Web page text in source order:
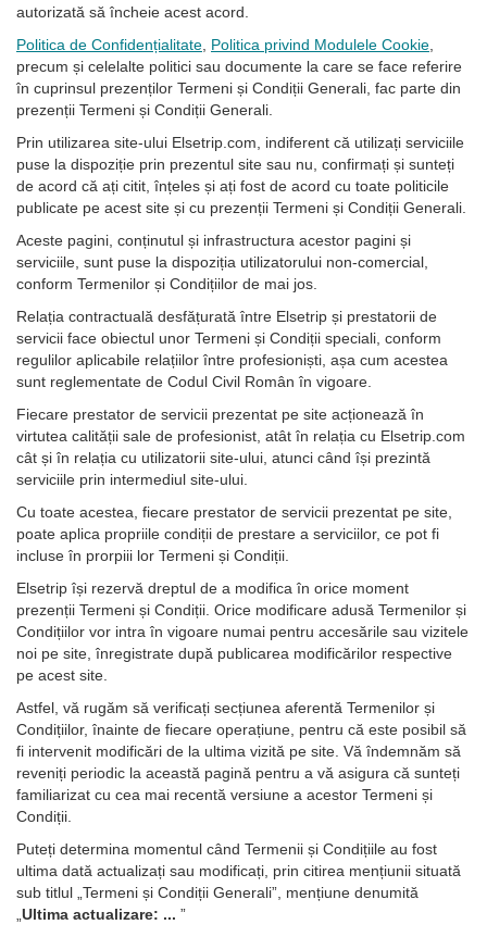
autorizată să încheie acest acord.
Politica de Confidențialitate Politica privind Modulele Cookie
precum și celelalte politici sau documente la care se face referire
în cuprinsul prezenților Termeni și Condiții Generali, fac parte din
prezenții Termeni și Condiții Generali.
Prin utilizarea site-ului Elsetrip.com, indiferent că utilizați serviciile
puse la dispoziție prin prezentul site sau nu, confirmați și sunteți
de acord că ați citit, înțeles și ați fost de acord cu toate politicile
publicate pe acest site și cu prezenții Termeni și Condiții Generali.
Aceste pagini, conținutul și infrastructura acestor pagini și
serviciile, sunt puse la dispoziția utilizatorului non-comercial,
conform Termenilor și Condițiilor de mai jos.
Relația contractuală desfățurată între Elsetrip și prestatorii de
servicii face obiectul unor Termeni și Condiții speciali, conform
regulilor aplicabile relațiilor între profesioniști, așa cum acestea
sunt reglementate de Codul Civil Român în vigoare.
Fiecare prestator de servicii prezentat pe site acționează în
virtutea calității sale de profesionist, atât în relația cu Elsetrip.com
cât și în relația cu utilizatorii site-ului, atunci când își prezintă
serviciile prin intermediul site-ului.
Cu toate acestea, fiecare prestator de servicii prezentat pe site,
poate aplica propriile condiții de prestare a serviciilor, ce pot fi
incluse în prorpiii lor Termeni și Condiții.
Elsetrip își rezervă dreptul de a modifica în orice moment
prezenții Termeni și Condiții. Orice modificare adusă Termenilor și
Condițiilor vor intra în vigoare numai pentru accesările sau vizitele
noi pe site, înregistrate după publicarea modificărilor respective
pe acest site.
Astfel, vă rugăm să verificați secțiunea aferentă Termenilor și
Condițiilor, înainte de fiecare operațiune, pentru că este posibil să
fi intervenit modificări de la ultima vizită pe site. Vă îndemnăm să
reveniți periodic la această pagină pentru a vă asigura că sunteți
familiarizat cu cea mai recentă versiune a acestor Termeni și
Condiții.
Puteți determina momentul când Termenii și Condițiile au fost
ultima dată actualizați sau modificați, prin citirea mențiunii situată
sub titlul „Termeni și Condiții Generali”, mențiune denumită
Ultima actualizare: ... ”